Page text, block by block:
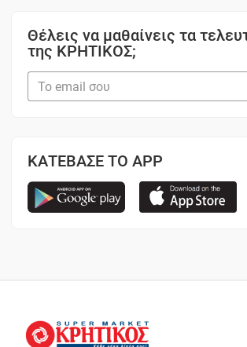
Θέλεις να μαθαίνεις τα
της ΚΡΗΤΙΚΟΣ;
ΚΑΤΕΒΑΣΕ ΤΟ APP